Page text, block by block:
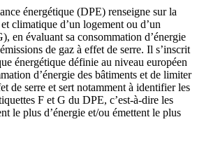
énergétique (DPE) renseigne sur la
climatique d’un logement ou d’un
en évaluant sa consommation d’énergie
de gaz à effet de serre. Il s’inscrit
énergétique définie au niveau européen
d’énergie des bâtiments et de limiter
de serre et sert notamment à identifier les
F et G du DPE, c’est-à-dire les
le plus d’énergie et/ou émettent le plus